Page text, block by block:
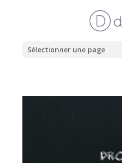
Sélectionner une page